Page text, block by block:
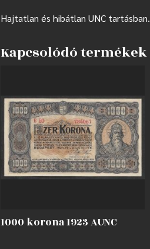
Hajtatlan és hibátlan UNC tartásban.
Kapcsolódó termékek
1000 korona 1923 AUNC